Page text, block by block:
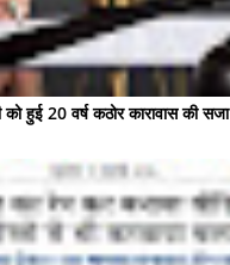
को हुई 20 वर्ष कठोर कारावास की सजा